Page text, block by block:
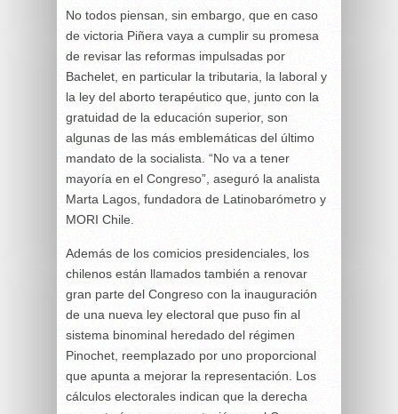
No todos piensan, sin embargo, que en caso
de victoria Piñera vaya a cumplir su promesa
de revisar las reformas impulsadas por
Bachelet, en particular la tributaria, la laboral y
la ley del aborto terapéutico que, junto con la
gratuidad de la educación superior, son
algunas de las más emblemáticas del último
mandato de la socialista. “No va a tener
mayoría en el Congreso”, aseguró la analista
Marta Lagos, fundadora de Latinobarómetro y
MORI Chile.
Además de los comicios presidenciales, los
chilenos están llamados también a renovar
gran parte del Congreso con la inauguración
de una nueva ley electoral que puso fin al
sistema binominal heredado del régimen
Pinochet, reemplazado por uno proporcional
que apunta a mejorar la representación. Los
cálculos electorales indican que la derecha